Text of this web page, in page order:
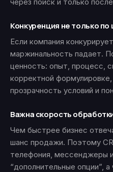
Конкуренция не только по
Если компания
маржинальность падает.
ценность: опыт, процесс,
корректной
прозрачность условий и
Важна скорость
Чем быстрее бизнес
шанс продажи. Поэтому
телефония, мессенджеры
“дополнительные опции”,